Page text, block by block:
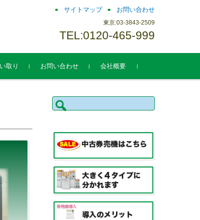
サイトマップ お問い合わせ
東京:03-3843-2509
TEL:0120-465-999
取り お問い合わせ 会社概要
検
索: